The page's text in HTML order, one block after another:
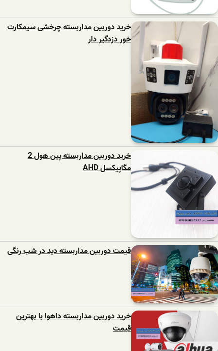
خرید دوربین مداربسته چرخشی سیمکارت
خور دزدگیر دار
خرید دوربین مداربسته پین هول 2
مگاپیکسل AHD
قیمت دوربین مداربسته دید در شب رنگی
خرید دوربین مداربسته داهوا با بهترین
قیمت